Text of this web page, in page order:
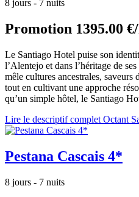
8 jours - 7 nuits
Promotion 1395.00
Le Santiago Hotel puise son
l’Alentejo et dans l’héritage de
mêle cultures ancestrales, saveurs
tout en cultivant une approche
qu’un simple hôtel, le Santiago
Lire le descriptif complet Octant
Pestana Cascais 4*
8 jours - 7 nuits